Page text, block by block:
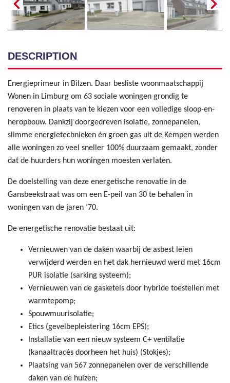
DESCRIPTION
Energieprimeur in Bilzen. Daar besliste woonmaatschappij
Wonen in Limburg om 63 sociale woningen grondig te
renoveren in plaats van te kiezen voor een volledige sloop-en-
heropbouw. Dankzij doorgedreven isolatie, zonnepanelen,
slimme energietechnieken én groen gas uit de Kempen werden
alle woningen zo veel sneller 100% duurzaam gemaakt, zonder
dat de huurders hun woningen moesten verlaten.
De doelstelling van deze energetische renovatie in de
Gansbeekstraat was om een E-peil van 30 te behalen in
woningen van de jaren ‘70.
De energetische renovatie bestaat uit:
Vernieuwen van de daken waarbij de asbest leien
verwijderd werden en het dak hernieuwd werd met 16cm
PUR isolatie (sarking systeem);
Vernieuwen van de gasketels door hybride toestellen met
warmtepomp;
Spouwmuurisolatie;
Etics (gevelbepleistering 16cm EPS);
Installatie van een nieuw systeem C+ ventilatie
(kanaaltracés doorheen het huis) (Stokjes);
Plaatsing van 567 zonnepanelen over de verschillende
daken van de huizen;